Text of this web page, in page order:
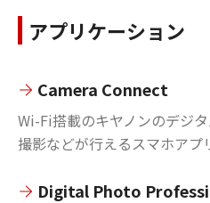
アプリケーション
Camera Connect
Wi-Fi搭載のキヤノンのデジ
撮影などが行えるスマホアプ
Digital Photo